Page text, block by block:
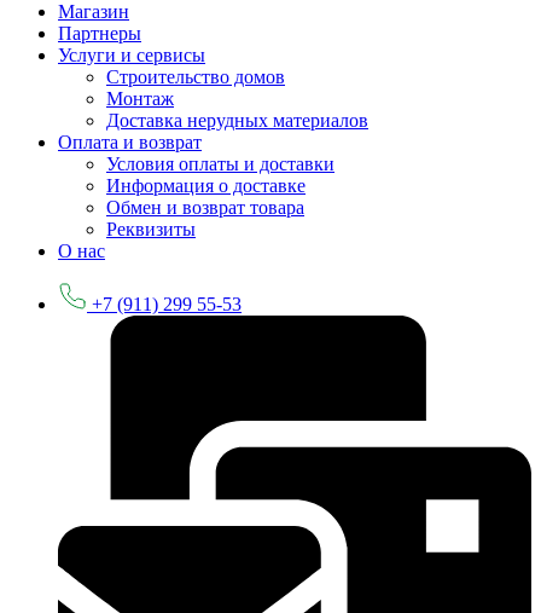
Магазин
Партнеры
Услуги и сервисы
Строительство домов
Монтаж
Доставка нерудных материалов
Оплата и возврат
Условия оплаты и доставки
Информация о доставке
Обмен и возврат товара
Реквизиты
О нас
+7 (911) 299 55-53